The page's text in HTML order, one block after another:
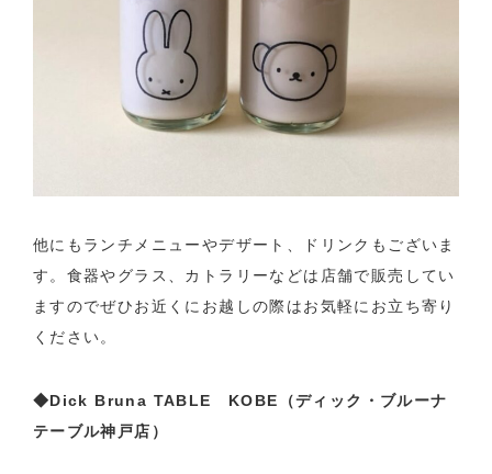
他にもランチメニューやデザート、ドリンクもございま
す。食器やグラス、カトラリーなどは店舗で販売してい
ますのでぜひお近くにお越しの際はお気軽にお立ち寄り
ください。
◆Dick Bruna TABLE KOBE（ディック・ブルーナ
テーブル神戸店）